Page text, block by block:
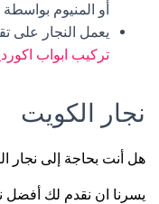
أو المنيوم
يعمل النجار على
تركيب ابواب
نجار الكويت
هل أنت بحاجة إلى نجار
يسرنا ان نقدم لك أفضل